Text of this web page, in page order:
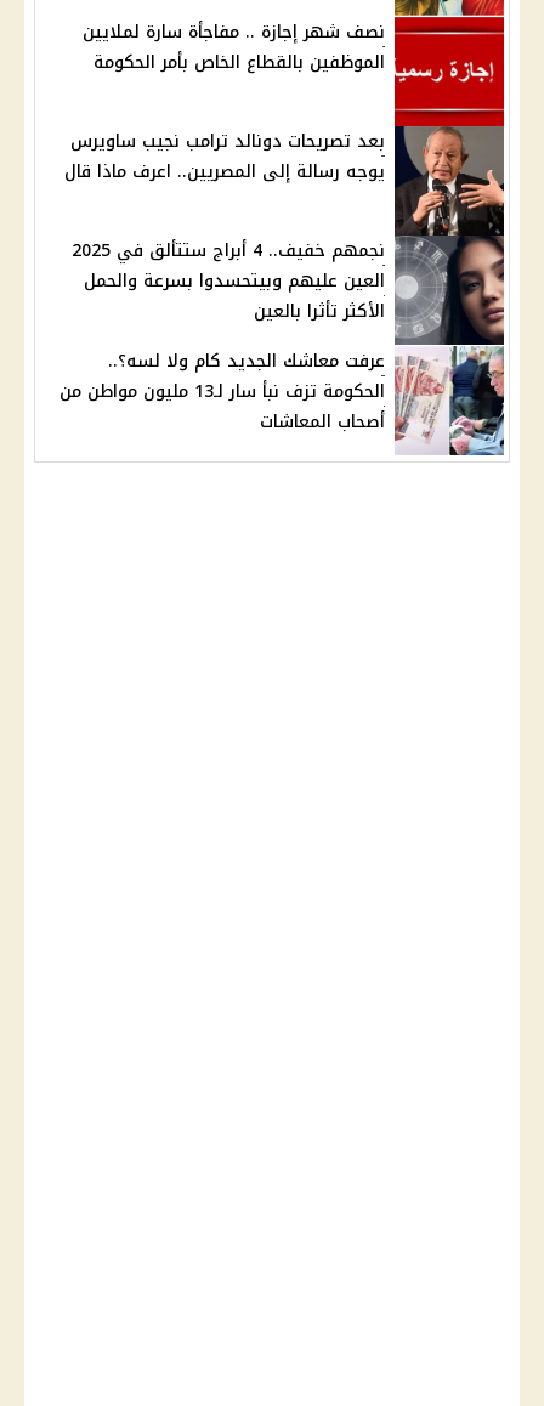
نصف شهر إجازة .. مفاجأة سارة لملايين
الموظفين بالقطاع الخاص بأمر الحكومة
بعد تصريحات دونالد ترامب نجيب ساويرس
يوجه رسالة إلى المصريين.. اعرف ماذا قال
نجمهم خفيف.. 4 أبراج ستتألق في 2025
العين عليهم وبيتحسدوا بسرعة والحمل
الأكثر تأثرا بالعين
عرفت معاشك الجديد كام ولا لسه؟..
الحكومة تزف نبأ سار لـ13 مليون مواطن من
أصحاب المعاشات